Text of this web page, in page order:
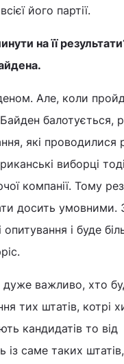
його партії.
на її
Але, коли
балотується,
які проводилися
виборці
компанії. Тому
досить умовними.
опитування і буде
дуже важливо, хто
тих штатів, котрі
кандидатів то від
із саме таких